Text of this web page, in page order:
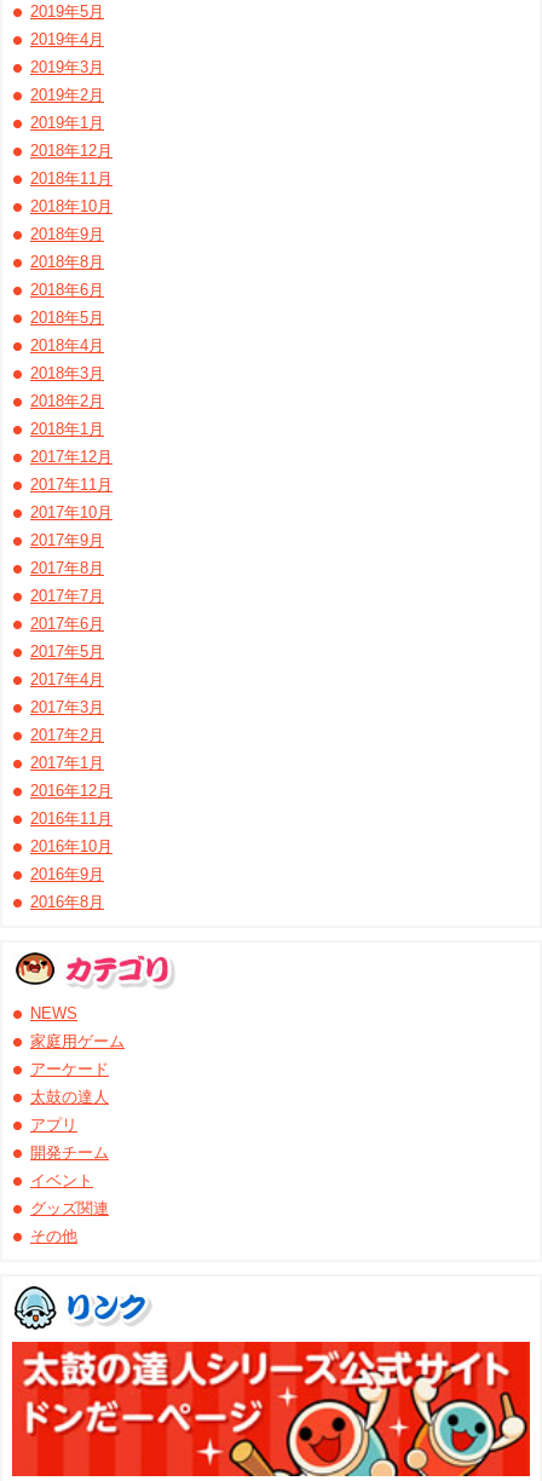
2019年5月
2019年4月
2019年3月
2019年2月
2019年1月
2018年12月
2018年11月
2018年10月
2018年9月
2018年8月
2018年6月
2018年5月
2018年4月
2018年3月
2018年2月
2018年1月
2017年12月
2017年11月
2017年10月
2017年9月
2017年8月
2017年7月
2017年6月
2017年5月
2017年4月
2017年3月
2017年2月
2017年1月
2016年12月
2016年11月
2016年10月
2016年9月
2016年8月
NEWS
家庭用ゲーム
アーケード
太鼓の達人
アプリ
開発チーム
イベント
グッズ関連
その他